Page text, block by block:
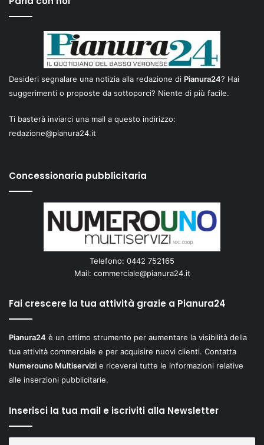
Desideri segnalare una notizia alla redazione di Pianura24? Hai
suggerimenti o proposte da sottoporci? Niente di più facile.
Ti basterà inviarci una mail a questo indirizzo:
redazione@pianura24.it
Concessionaria pubblicitaria
Telefono: 0442 752165
Mail: commerciale@pianura24.it
Fai crescere la tua attività grazie a Pianura24
Pianura24 è un ottimo strumento per aumentare la visibilità della
tua attività commerciale e per acquisire nuovi clienti. Contatta
Numerouno Multiservizi e riceverai tutte le informazioni relative
alle inserzioni pubblicitarie.
Inserisci la tua mail e iscriviti alla Newsletter